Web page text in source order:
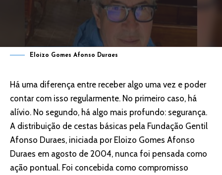
Eloizo Gomes Afonso Duraes
Há uma diferença entre receber algo uma vez e poder
contar com isso regularmente. No primeiro caso, há
alívio. No segundo, há algo mais profundo: segurança.
A distribuição de cestas básicas pela Fundação Gentil
Afonso Duraes, iniciada por Eloizo Gomes Afonso
Duraes em agosto de 2004, nunca foi pensada como
ação pontual. Foi concebida como compromisso